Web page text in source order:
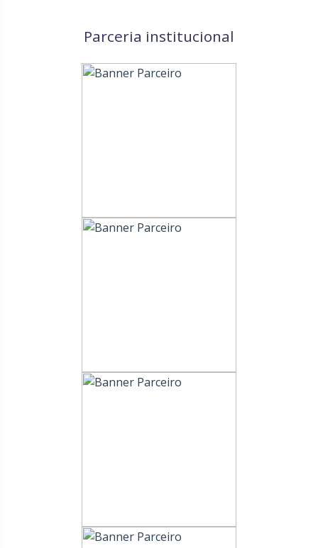
Parceria institucional